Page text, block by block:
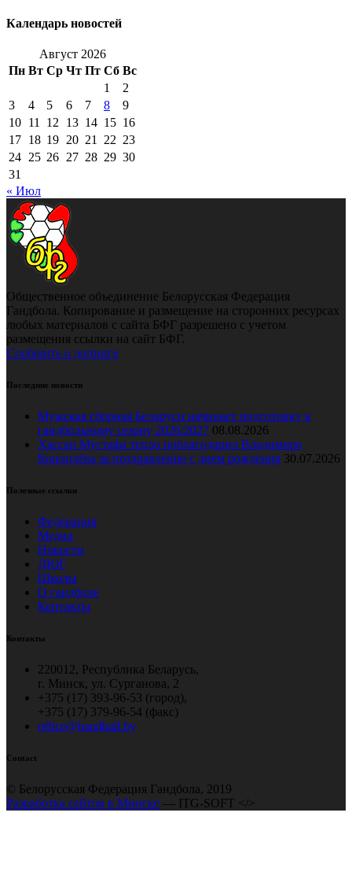
Календарь новостей
Август 2026
Пн Вт Ср Чт Пт Сб Вс
1
2
3
4 5 6 7 8
9
10 11 12 13 14 15 16
17 18 19 20 21 22 23
24 25 26 27 28 29 30
31
« Июл
Общественное объединение Белорусская Федерация
Гандбола. Копирование и размещение на сторонних ресурсах
любых материалов с сайта БФГ разрешено с учетом
размещения ссылки на сайт БФГ.
Сообщить о допинге
Последние новости
Мужская сборная Беларуси начинает подготовку к
гандбольному сезону 2026/2027 08.08.2026
Хассан Мустафа тепло поблагодарил Владимира
Коноплёва за поздравление с днем рождения 30.07.2026
Полезные ссылки
Федерация
Медиа
Новости
ДЮГ
Школы
О гандболе
Контакты
Контакты
220012, Республика Беларусь,
г. Минск, ул. Сурганова, 2
+375 (17) 393-96-53 (город),
+375 (17) 379-96-54 (факс)
office@handball.by
Contact
© Белорусская Федерация Гандбола, 2019
Разработка сайтов в Минске — ITG-SOFT </>